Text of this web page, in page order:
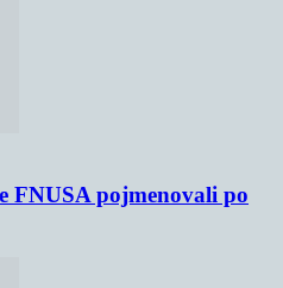
FNUSA pojmenovali po